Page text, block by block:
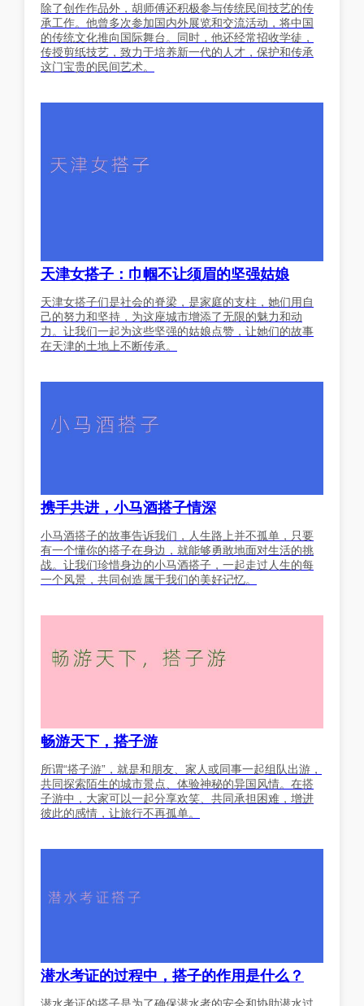
除了创作作品外，胡师傅还积极参与传统民间技艺的传
承工作。他曾多次参加国内外展览和交流活动，将中国
的传统文化推向国际舞台。同时，他还经常招收学徒，
传授剪纸技艺，致力于培养新一代的人才，保护和传承
这门宝贵的民间艺术。
天津女搭子：巾帼不让须眉的坚强姑娘
天津女搭子们是社会的脊梁，是家庭的支柱，她们用自
己的努力和坚持，为这座城市增添了无限的魅力和动
力。让我们一起为这些坚强的姑娘点赞，让她们的故事
在天津的土地上不断传承。
携手共进，小马酒搭子情深
小马酒搭子的故事告诉我们，人生路上并不孤单，只要
有一个懂你的搭子在身边，就能够勇敢地面对生活的挑
战。让我们珍惜身边的小马酒搭子，一起走过人生的每
一个风景，共同创造属于我们的美好记忆。
畅游天下，搭子游
所谓“搭子游”，就是和朋友、家人或同事一起组队出游，
共同探索陌生的城市景点、体验神秘的异国风情。在搭
子游中，大家可以一起分享欢笑、共同承担困难，增进
彼此的感情，让旅行不再孤单。
潜水考证的过程中，搭子的作用是什么？
潜水考证的搭子是为了确保潜水者的安全和协助潜水过